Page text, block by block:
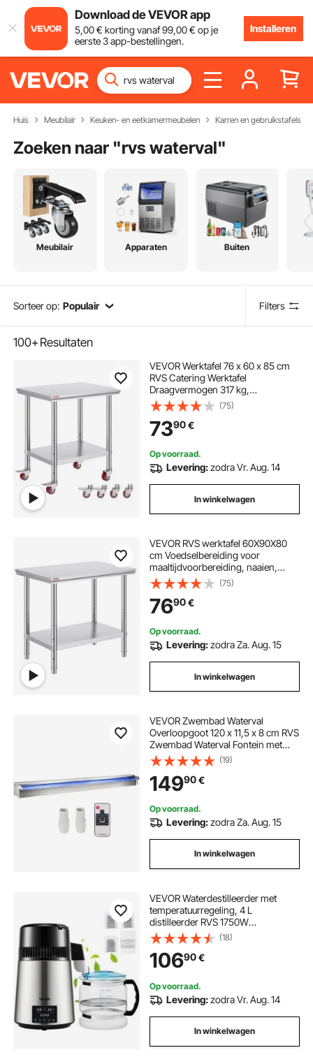
Download de VEVOR app
5,00€ korting vanaf99,00€ op je
eerste 3 app-bestellingen.
Installeren
Huis Meubilair Keuken- en eetkamermeubelen Karren en gebruikstafels
Zoeken naar "rvs waterval"
Meubilair Apparaten Buiten
Sorteer op: Populair Filters
100+Resultaten
VEVOR Werktafel 76 x 60 x 85 cm
RVS Catering Werktafel
Draagvermogen 317 kg,
Voedselbereidingstafel met wieltjes
Commerciële keukentafel voor
keukenbar Rolbaar
(75)
7390€
Op voorraad.
Levering:zodra Vr. Aug. 14
In winkelwagen
VEVOR RVS werktafel 60X90X80
cm Voedselbereiding voor
maaltijdvoorbereiding, naaien,
wassen, knutselen, garagegebruik,
enz.
(75)
7690€
Op voorraad.
Levering:zodra Za. Aug. 15
In winkelwagen
VEVOR Zwembad Waterval
Overloopgoot 120 x 11,5 x 8 cm RVS
Zwembad Waterval Fontein met
Kleurrijke LED-strip
Slangaansluiting
Afstandsbediening,
Corrosiebestendig voor Vijver Tuin
Zwembad
(19)
14990€
Op voorraad.
Levering:zodra Za. Aug. 15
In winkelwagen
VEVOR Waterdestilleerder met
temperatuurregeling, 4 L
distilleerder RVS 1750W
Waterdestilleerder Zuiver
waterdestilleerder met glazen kan,
1,5 L/H distillatieapparaat
Waterdestilleerder
(18)
10690€
Op voorraad.
Levering:zodra Vr. Aug. 14
In winkelwagen